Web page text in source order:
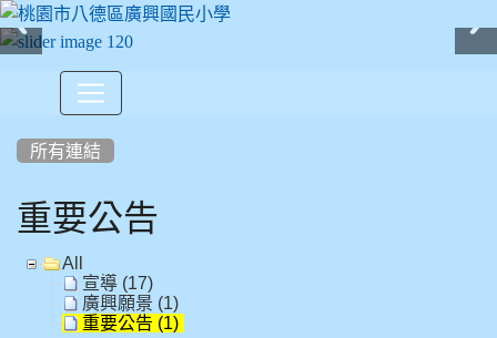
所有連結
重要公告
All
宣導 (17)
廣興願景 (1)
重要公告 (1)